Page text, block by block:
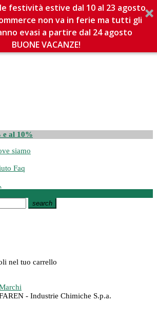
festività estive dal 10 al 23 agosto
non va in ferie ma tutti gli
evasi a partire dal 24 agosto
BUONE VACANZE!
e al 10%
siamo
Faq
search
nel tuo carrello
- Industrie Chimiche S.p.a.